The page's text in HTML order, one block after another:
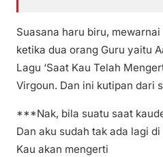
Suasana haru biru,
ketika dua orang Guru yaitu
Lagu ‘Saat Kau Telah
Virgoun. Dan ini kutipan dari
***Nak, bila suatu saat
Dan aku sudah tak ada lagi
Kau akan mengerti